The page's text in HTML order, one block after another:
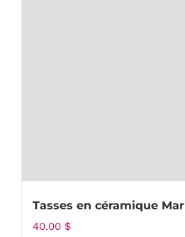
Tasses en céramique
40.00 $